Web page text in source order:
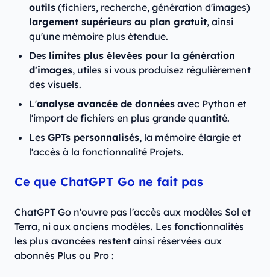
outils (fichiers, recherche, génération d'images)
largement supérieurs au plan gratuit, ainsi
qu'une mémoire plus étendue.
Des limites plus élevées pour la génération
d'images, utiles si vous produisez régulièrement
des visuels.
L'analyse avancée de données avec Python et
l'import de fichiers en plus grande quantité.
Les GPTs personnalisés, la mémoire élargie et
l'accès à la fonctionnalité Projets.
Ce que ChatGPT Go ne fait pas
ChatGPT Go n'ouvre pas l'accès aux modèles Sol et
Terra, ni aux anciens modèles. Les fonctionnalités
les plus avancées restent ainsi réservées aux
abonnés Plus ou Pro :